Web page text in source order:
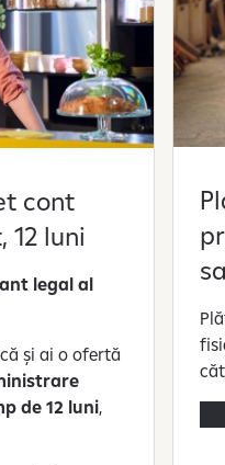
cont
luni
legal al
și ai o ofertă
de 12 luni,